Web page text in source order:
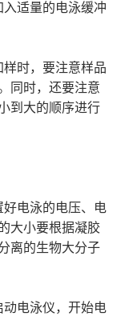
入适量的电泳缓冲
样时，要注意样品
同时，还要注意
到大的顺序进行
好电泳的电压、电
大小要根据凝胶
离的生物大分子
动电泳仪，开始电